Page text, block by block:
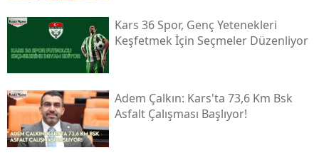
Karaman
Şırnak
Kars 36 Spor, Genç Yetenekleri
Keşfetmek İçin Seçmeler Düzenliyor
Adem Çalkın: Kars'ta 73,6 Km Bsk
Asfalt Çalışması Başlıyor!